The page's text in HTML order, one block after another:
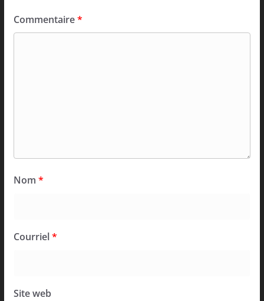
Commentaire*
Nom *
Courriel*
Site web